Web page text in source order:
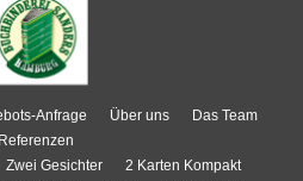
Anfrage Über uns
Das Team
Referenzen
Zwei Gesichter
2 Karten Kompakt